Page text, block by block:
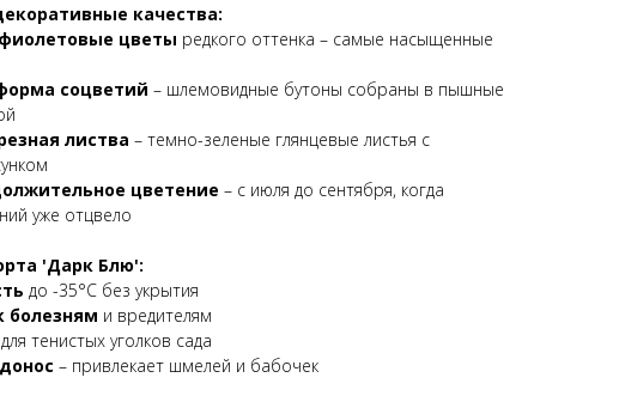
качества:
цветы редкого оттенка – самые насыщенные
соцветий – шлемовидные бутоны собраны в пышные
листва – темно-зеленые глянцевые листья с
цветение – с июля до сентября, когда
уже отцвело
'Дарк Блю':
до -35°C без укрытия
болезням и вредителям
для тенистых уголков сада
– привлекает шмелей и бабочек